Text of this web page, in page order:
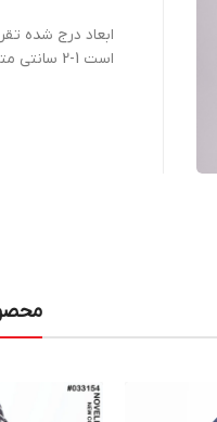
ابعاد درج شده
است 1-2 سانتی متر اختلاف داشته باشد